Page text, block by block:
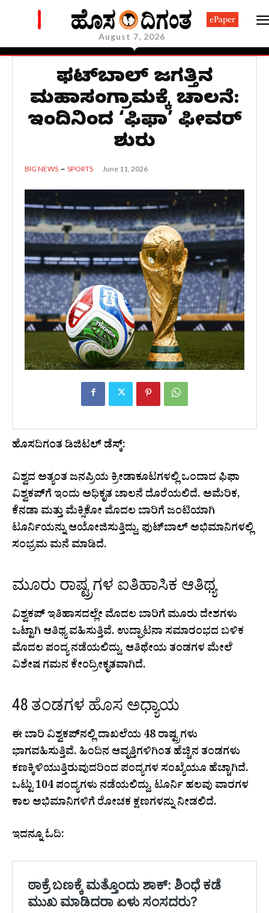
August 7, 2026
ePaper
ಫುಟ್‌ಬಾಲ್ ಜಗತ್ತಿನ
ಮಹಾಸಂಗ್ರಾಮಕ್ಕೆ ಚಾಲನೆ:
ಇಂದಿನಿಂದ ‘ಫಿಫಾ’ ಫೀವರ್
ಶುರು
BIG NEWS SPORTS June 11, 2026
ಹೊಸದಿಗಂತ ಡಿಜಿಟಲ್ ಡೆಸ್ಕ್:
ವಿಶ್ವದ ಅತ್ಯಂತ ಜನಪ್ರಿಯ ಕ್ರೀಡಾಕೂಟಗಳಲ್ಲಿ ಒಂದಾದ ಫಿಫಾ
ವಿಶ್ವಕಪ್‌ಗೆ ಇಂದು ಅಧಿಕೃತ ಚಾಲನೆ ದೊರೆಯಲಿದೆ. ಅಮೆರಿಕ,
ಕೆನಡಾ ಮತ್ತು ಮೆಕ್ಸಿಕೋ ಮೊದಲ ಬಾರಿಗೆ ಜಂಟಿಯಾಗಿ
ಟೂರ್ನಿಯನ್ನು ಆಯೋಜಿಸುತ್ತಿದ್ದು, ಫುಟ್‌ಬಾಲ್ ಅಭಿಮಾನಿಗಳಲ್ಲಿ
ಸಂಭ್ರಮ ಮನೆ ಮಾಡಿದೆ.
ಮೂರು ರಾಷ್ಟ್ರಗಳ ಐತಿಹಾಸಿಕ ಆತಿಥ್ಯ
ವಿಶ್ವಕಪ್ ಇತಿಹಾಸದಲ್ಲೇ ಮೊದಲ ಬಾರಿಗೆ ಮೂರು ದೇಶಗಳು
ಒಟ್ಟಾಗಿ ಆತಿಥ್ಯ ವಹಿಸುತ್ತಿವೆ. ಉದ್ಘಾಟನಾ ಸಮಾರಂಭದ ಬಳಿಕ
ಮೊದಲ ಪಂದ್ಯ ನಡೆಯಲಿದ್ದು, ಆತಿಥೇಯ ತಂಡಗಳ ಮೇಲೆ
ವಿಶೇಷ ಗಮನ ಕೇಂದ್ರೀಕೃತವಾಗಿದೆ.
48 ತಂಡಗಳ ಹೊಸ ಅಧ್ಯಾಯ
ಈ ಬಾರಿ ವಿಶ್ವಕಪ್‌ನಲ್ಲಿ ದಾಖಲೆಯ 48 ರಾಷ್ಟ್ರಗಳು
ಭಾಗವಹಿಸುತ್ತಿವೆ. ಹಿಂದಿನ ಆವೃತ್ತಿಗಳಿಗಿಂತ ಹೆಚ್ಚಿನ ತಂಡಗಳು
ಕಣಕ್ಕಿಳಿಯುತ್ತಿರುವುದರಿಂದ ಪಂದ್ಯಗಳ ಸಂಖ್ಯೆಯೂ ಹೆಚ್ಚಾಗಿದೆ.
ಒಟ್ಟು 104 ಪಂದ್ಯಗಳು ನಡೆಯಲಿದ್ದು, ಟೂರ್ನಿ ಹಲವು ವಾರಗಳ
ಕಾಲ ಅಭಿಮಾನಿಗಳಿಗೆ ರೋಚಕ ಕ್ಷಣಗಳನ್ನು ನೀಡಲಿದೆ.
ಇದನ್ನೂ ಓದಿ: